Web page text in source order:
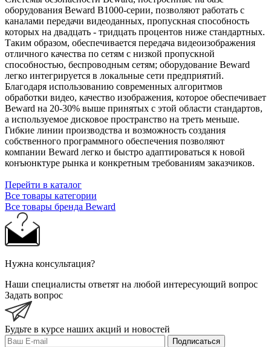
оборудования Beward B1000-серии, позволяют работать с
каналами передачи видеоданных, пропускная способность
которых на двадцать - тридцать процентов ниже стандартных.
Таким образом, обеспечивается передача видеоизображения
отличного качества по сетям с низкой пропускной
способностью, беспроводным сетям; оборудование Beward
легко интегрируется в локальные сети предприятий.
Благодаря использованию современных алгоритмов
обработки видео, качество изображения, которое обеспечивает
Beward на 20-30% выше принятых с этой области стандартов,
а используемое дисковое пространство на треть меньше.
Гибкие линии производства и возможность создания
собственного программного обеспечения позволяют
компании Beward легко и быстро адаптироваться к новой
конъюнктуре рынка и конкретным требованиям заказчиков.
Перейти в каталог
Все товары категории
Все товары бренда Beward
Нужна консультация?
Наши специалисты ответят на любой интересующий вопрос
Задать вопрос
Будьте в курсе наших акций и новостей
Подписаться